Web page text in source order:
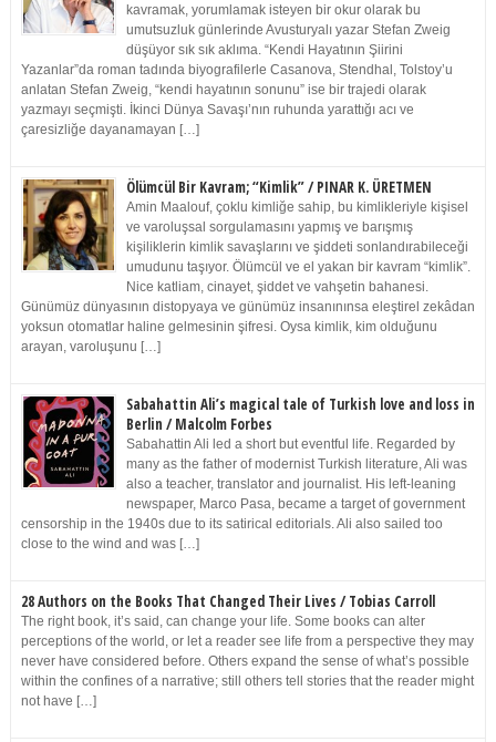
kavramak, yorumlamak isteyen bir okur olarak bu
umutsuzluk günlerinde Avusturyalı yazar Stefan Zweig
düşüyor sık sık aklıma. “Kendi Hayatının Şiirini
Yazanlar”da roman tadında biyografilerle Casanova, Stendhal, Tolstoy’u
anlatan Stefan Zweig, “kendi hayatının sonunu” ise bir trajedi olarak
yazmayı seçmişti. İkinci Dünya Savaşı’nın ruhunda yarattığı acı ve
çaresizliğe dayanamayan […]
Ölümcül Bir Kavram; “Kimlik” / PINAR K. ÜRETMEN
Amin Maalouf, çoklu kimliğe sahip, bu kimlikleriyle kişisel
ve varoluşsal sorgulamasını yapmış ve barışmış
kişiliklerin kimlik savaşlarını ve şiddeti sonlandırabileceği
umudunu taşıyor. Ölümcül ve el yakan bir kavram “kimlik”.
Nice katliam, cinayet, şiddet ve vahşetin bahanesi.
Günümüz dünyasının distopyaya ve günümüz insanınınsa eleştirel zekâdan
yoksun otomatlar haline gelmesinin şifresi. Oysa kimlik, kim olduğunu
arayan, varoluşunu […]
Sabahattin Ali’s magical tale of Turkish love and loss in
Berlin / Malcolm Forbes
Sabahattin Ali led a short but eventful life. Regarded by
many as the father of modernist Turkish literature, Ali was
also a teacher, translator and journalist. His left-leaning
newspaper, Marco Pasa, became a target of government
censorship in the 1940s due to its satirical editorials. Ali also sailed too
close to the wind and was […]
28 Authors on the Books That Changed Their Lives / Tobias Carroll
The right book, it’s said, can change your life. Some books can alter
perceptions of the world, or let a reader see life from a perspective they may
never have considered before. Others expand the sense of what’s possible
within the confines of a narrative; still others tell stories that the reader might
not have […]